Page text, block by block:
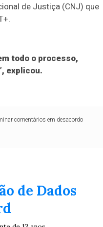
de Justiça (CNJ) que
todo o processo,
explicou.
comentários em desacordo
de Dados